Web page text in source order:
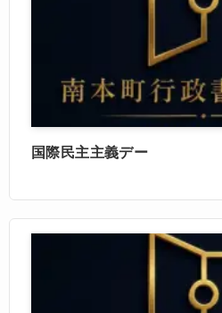
国際民主主義デー